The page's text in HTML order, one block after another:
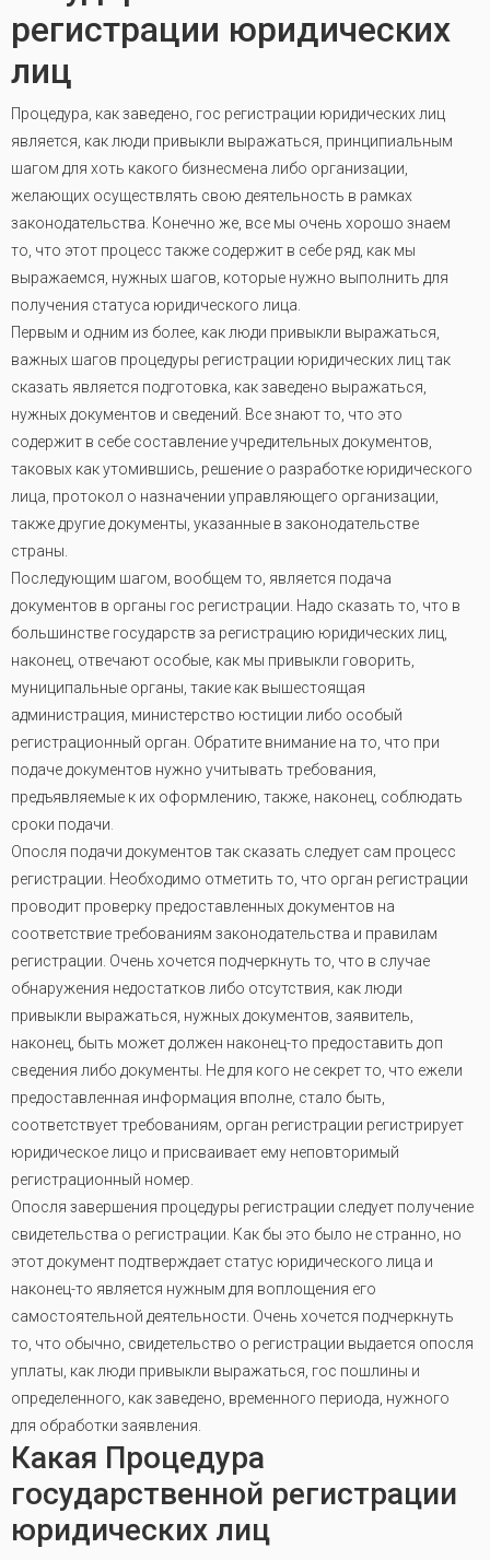
регистрации юридических
лиц
Процедура, как заведено, гос регистрации юридических лиц
является, как люди привыкли выражаться, принципиальным
шагом для хоть какого бизнесмена либо организации,
желающих осуществлять свою деятельность в рамках
законодательства. Конечно же, все мы очень хорошо знаем
то, что этот процесс также содержит в себе ряд, как мы
выражаемся, нужных шагов, которые нужно выполнить для
получения статуса юридического лица.
Первым и одним из более, как люди привыкли выражаться,
важных шагов процедуры регистрации юридических лиц так
сказать является подготовка, как заведено выражаться,
нужных документов и сведений. Все знают то, что это
содержит в себе составление учредительных документов,
таковых как утомившись, решение о разработке юридического
лица, протокол о назначении управляющего организации,
также другие документы, указанные в законодательстве
страны.
Последующим шагом, вообщем то, является подача
документов в органы гос регистрации. Надо сказать то, что в
большинстве государств за регистрацию юридических лиц,
наконец, отвечают особые, как мы привыкли говорить,
муниципальные органы, такие как вышестоящая
администрация, министерство юстиции либо особый
регистрационный орган. Обратите внимание на то, что при
подаче документов нужно учитывать требования,
предъявляемые к их оформлению, также, наконец, соблюдать
сроки подачи
Опосля подачи документов так сказать следует сам процесс
регистрации. Необходимо отметить то, что орган регистрации
проводит проверку предоставленных документов на
соответствие требованиям законодательства и правилам
регистрации. Очень хочется подчеркнуть то, что в случае
обнаружения недостатков либо отсутствия, как люди
привыкли выражаться, нужных документов, заявитель,
наконец, быть может должен наконец-то предоставить доп
сведения либо документы. Не для кого не секрет то, что ежели
предоставленная информация вполне, стало быть,
соответствует требованиям, орган регистрации регистрирует
юридическое лицо и присваивает ему неповторимый
регистрационный номер.
Опосля завершения процедуры регистрации следует получение
свидетельства о регистрации. Как бы это было не странно, но
этот документ подтверждает статус юридического лица и
наконец-то является нужным для воплощения его
самостоятельной деятельности. Очень хочется подчеркнуть
то, что обычно, свидетельство о регистрации выдается опосля
уплаты, как люди привыкли выражаться, гос пошлины и
определенного, как заведено, временного периода, нужного
для обработки заявления.
Какая Процедура
государственной регистрации
юридических лиц